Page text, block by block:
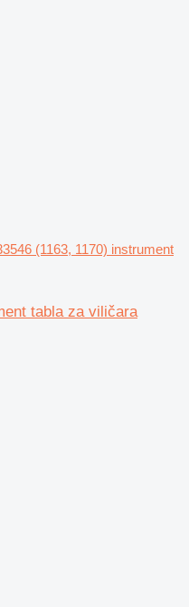
(1163, 1170) instrument
tabla za viličara